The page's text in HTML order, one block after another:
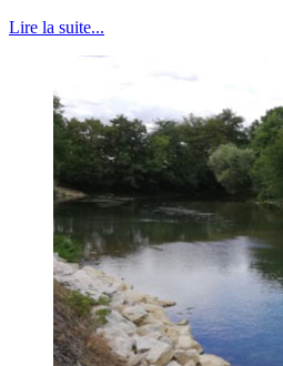
Lire la suite...